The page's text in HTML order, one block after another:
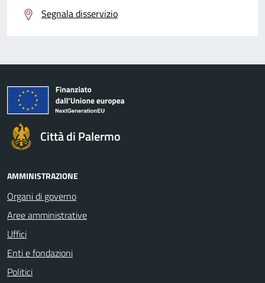
Segnala disservizio
Città di Palermo
AMMINISTRAZIONE
Organi di governo
Aree amministrative
Uffici
Enti e fondazioni
Politici